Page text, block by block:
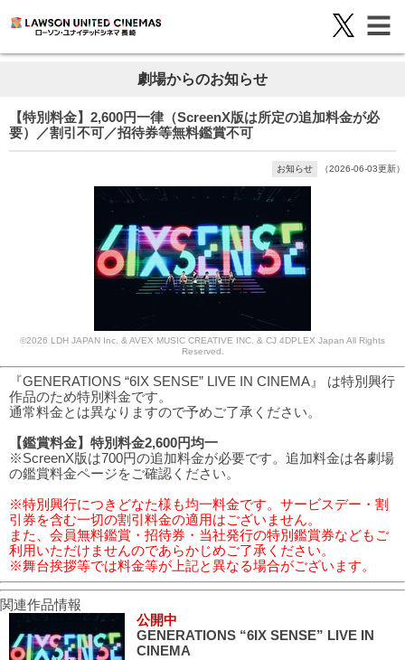
劇場からのお知らせ
【特別料金】2,600円一律（ScreenX版は所定の追加料金が必
要）／割引不可／招待券等無料鑑賞不可
お知らせ （2026-06-03更新）
©2026 LDH JAPAN Inc. & AVEX MUSIC CREATIVE INC. & CJ 4DPLEX Japan All Rights
Reserved.
『GENERATIONS “6IX SENSE” LIVE IN CINEMA』 は特別興行
作品のため特別料金です。
通常料金とは異なりますので予めご了承ください。
【鑑賞料金】特別料金2,600円均一
※ScreenX版は700円の追加料金が必要です。追加料金は各劇場
の鑑賞料金ページをご確認ください。
※特別興行につきどなた様も均一料金です。サービスデー・割
引券を含む一切の割引料金の適用はございません。
また、会員無料鑑賞・招待券・当社発行の特別鑑賞券などもご
利用いただけませんのであらかじめご了承ください。
※舞台挨拶等では料金等が上記と異なる場合がございます。
関連作品情報
公開中
GENERATIONS “6IX SENSE” LIVE IN
CINEMA